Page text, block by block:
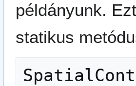
példányunk.
statikus